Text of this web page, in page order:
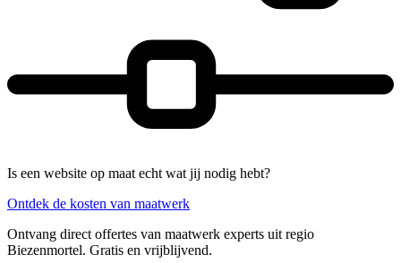
Is een website op maat echt wat jij nodig hebt?
Ontdek de kosten van maatwerk
Ontvang direct offertes van maatwerk experts uit regio
Biezenmortel. Gratis en vrijblijvend.